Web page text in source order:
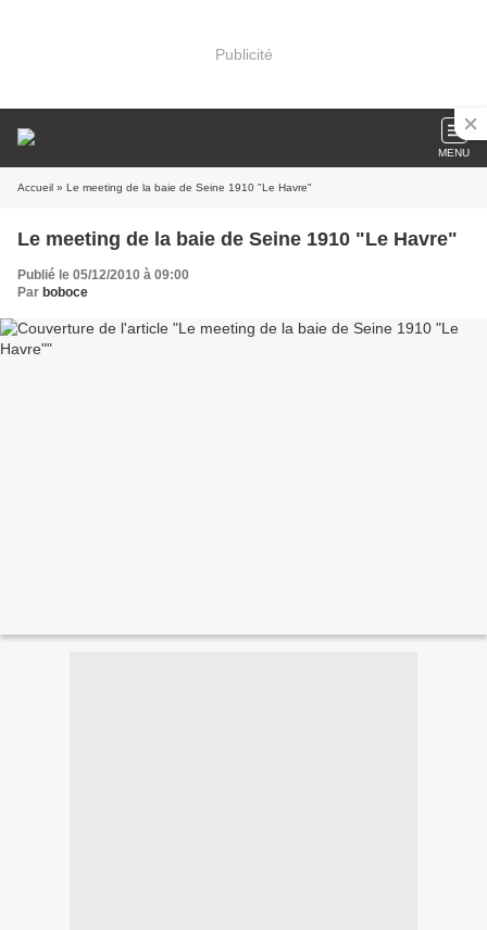
Publicité
MENU
Accueil » Le meeting de la baie de Seine 1910 "Le Havre"
Le meeting de la baie de Seine 1910 "Le Havre"
Publié le 05/12/2010 à 09:00
Par boboce